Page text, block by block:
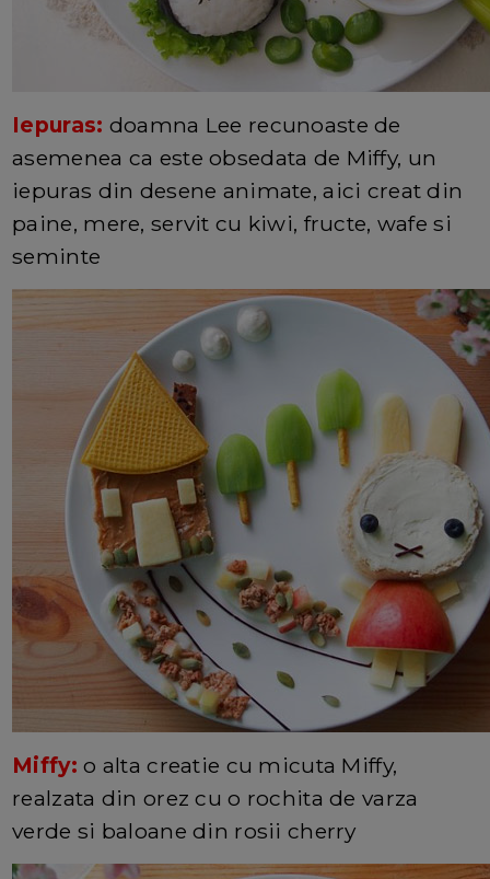
Iepuras: doamna Lee recunoaste de
asemenea ca este obsedata de Miffy, un
iepuras din desene animate, aici creat din
paine, mere, servit cu kiwi, fructe, wafe si
seminte
Miffy: o alta creatie cu micuta Miffy,
realzata din orez cu o rochita de varza
verde si baloane din rosii cherry